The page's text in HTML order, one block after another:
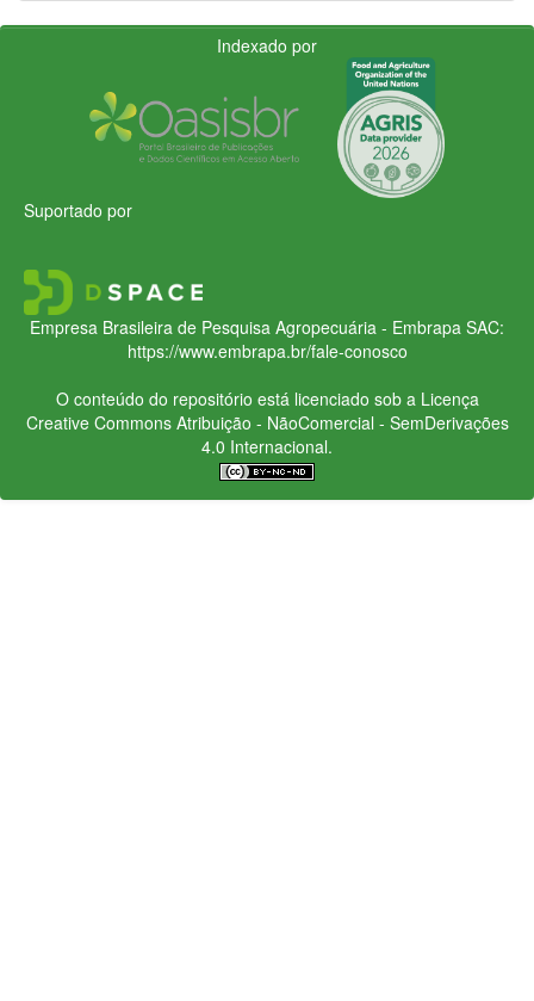
Indexado por
Suportado por
Empresa Brasileira de Pesquisa Agropecuária - Embrapa SAC:
https://www.embrapa.br/fale-conosco
O conteúdo do repositório está licenciado sob a Licença
Creative CommonsAtribuição - NãoComercial - SemDerivações
4.0 Internacional.